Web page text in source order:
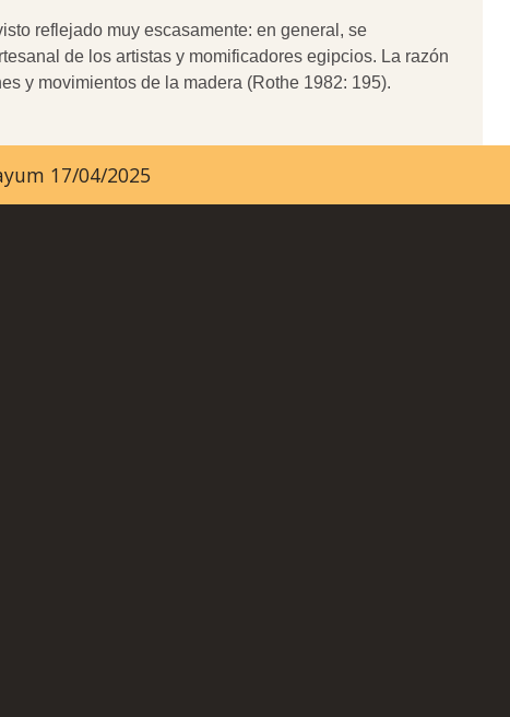
reflejado muy escasamente: en general, se
de los artistas y momificadores egipcios. La razón
y movimientos de la madera (Rothe 1982: 195).
17/04/2025